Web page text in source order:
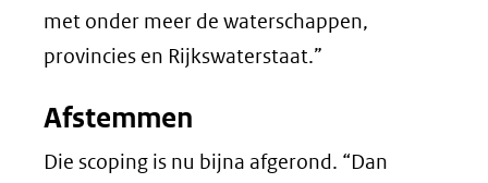
met onder meer de waterschappen,
provincies en Rijkswaterstaat.”
Afstemmen
Die scoping is nu bijna afgerond. “Dan